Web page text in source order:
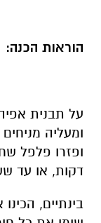
הוראות הכנה:
על תבנית
ומעליה
דקות, או עד
בינתיים,